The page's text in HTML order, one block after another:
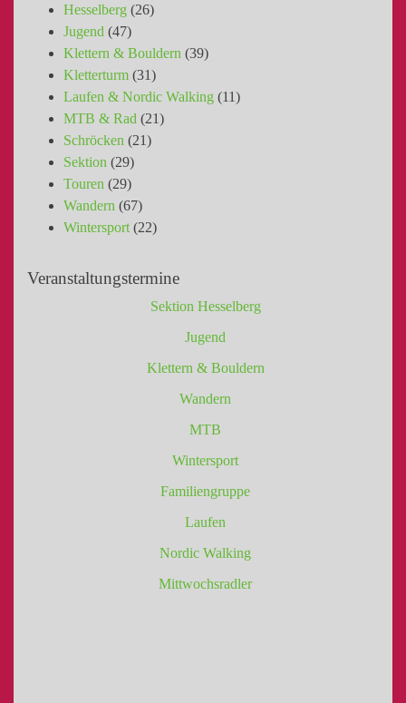
Hesselberg (26)
Jugend (47)
Klettern & Bouldern (39)
Kletterturm (31)
Laufen & Nordic Walking (11)
MTB & Rad (21)
Schröcken (21)
Sektion (29)
Touren (29)
Wandern (67)
Wintersport (22)
Veranstaltungstermine
Sektion Hesselberg
Jugend
Klettern & Bouldern
Wandern
MTB
Wintersport
Familiengruppe
Laufen
Nordic Walking
Mittwochsradler